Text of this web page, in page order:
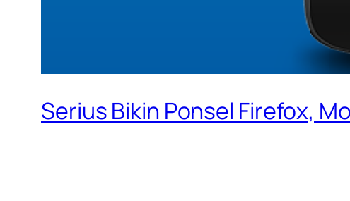
Serius Bikin Ponsel Firefox,